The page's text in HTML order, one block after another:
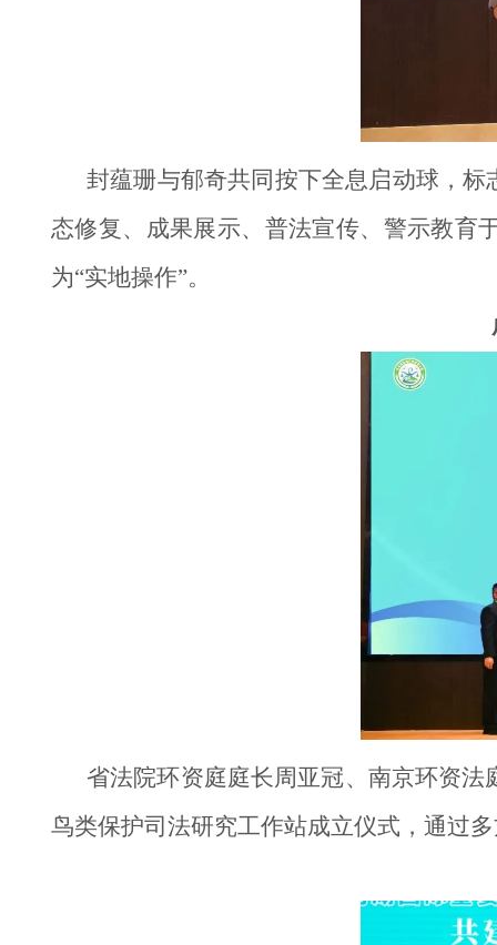
封蕴珊与郁奇共同按下全息启动球，
态修复、成果展示、普法宣传、警示教育
为“实地操作”。
省法院环资庭庭长周亚冠、南京环资
鸟类保护司法研究工作站成立仪式，通过